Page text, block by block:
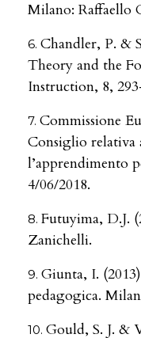
Milano: Raffaello
Chandler, P. &
Theory and the
Instruction, 8,
Commissione
Consiglio relativa
l’apprendimento
4/06/2018.
Futuyima, D.J.
Zanichelli.
Giunta, I.
pedagogica.
Gould, S. J. &